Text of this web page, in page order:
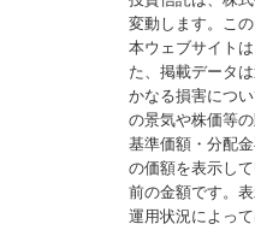
変動します。こ
本ウェブサイト
た、掲載データ
かなる損害につ
の景気や株価等
基準価額・分配
の価額を表示し
前の金額です。
運用状況によっ